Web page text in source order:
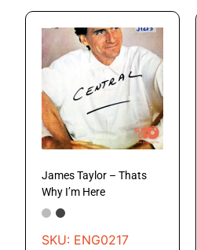
James Taylor – Thats
Why I’m Here
SKU: ENG0217